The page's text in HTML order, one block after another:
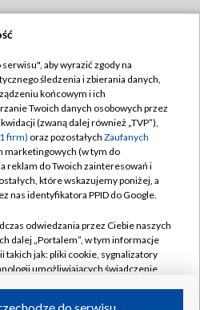
TVP
TVP
prywatności
zgody
Pomoc
Kontakt
Kanały
aby wyrazić zgody na
śledzenia i zbierania danych,
końcowym i ich
Twoich danych osobowych przez
(zwaną dalej również „TVP”),
firm) oraz pozostałych Zaufanych
marketingowych (w tym do
reklam do Twoich zainteresowań i
które wskazujemy poniżej, a
nas identyfikatora PPID do Google.
odwiedzania przez Ciebie naszych
dalej „Portalem”, w tym informacje
takich jak: pliki cookie, sygnalizatory
umożliwiających świadczenie